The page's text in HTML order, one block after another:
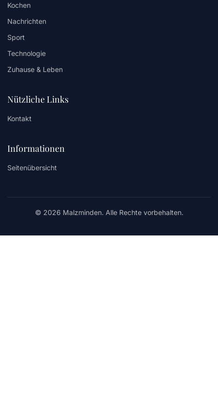
Kochen
Nachrichten
Sport
Technologie
Zuhause & Leben
Nützliche Links
Kontakt
Informationen
Seitenübersicht
© 2026 Malzminden. Alle Rechte vorbehalten.